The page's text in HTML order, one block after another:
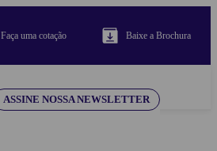
Faça uma cotação Baixe a Brochura
ASSINE NOSSA NEWSLETTER